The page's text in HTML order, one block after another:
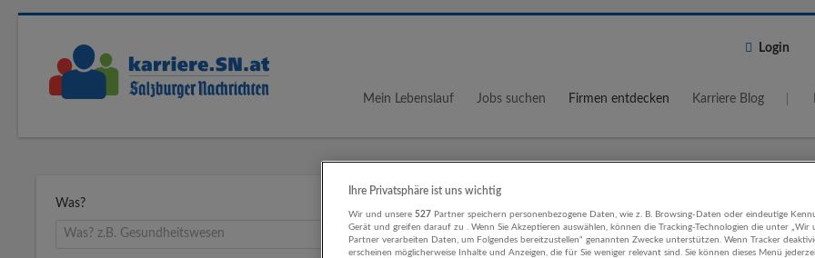
Login
Mein Lebenslauf Jobs suchen Firmen entdecken Karriere Blog
Was?
5 km
Ihre Privatsphäre ist uns wichtig
Wir und unsere 527 Partner speichern personenbezogene Daten, wie z. B. Browsing-Daten oder eindeutige
Gerät und greifen darauf zu . Wenn Sie Akzeptieren auswählen, können die Tracking-Technologien die unter „Wir
Partner verarbeiten Daten, um Folgendes bereitzustellen“ genannten Zwecke unterstützen. Wenn Tracker
erscheinen möglicherweise Inhalte und Anzeigen, die für Sie weniger relevant sind. Sie können dieses Menü